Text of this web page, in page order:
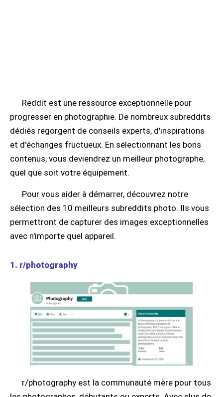
Reddit est une ressource exceptionnelle pour
progresser en photographie. De nombreux subreddits
dédiés regorgent de conseils experts, d'inspirations
et d'échanges fructueux. En sélectionnant les bons
contenus, vous deviendrez un meilleur photographe,
quel que soit votre équipement.
Pour vous aider à démarrer, découvrez notre
sélection des 10 meilleurs subreddits photo. Ils vous
permettront de capturer des images exceptionnelles
avec n'importe quel appareil.
1. r/photography
r/photography est la communauté mère pour tous